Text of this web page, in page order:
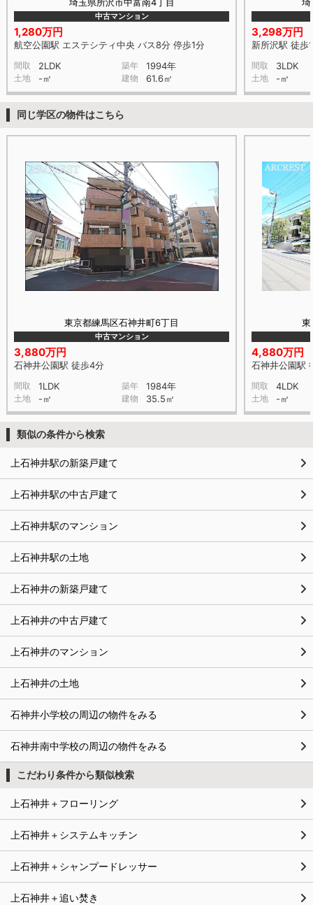
埼玉県所沢市中富南4丁目
中古マンション
1,280万円
航空公園駅 エステシティ中央 バス8分 停歩1分
間取 2LDK 築年 1994年
土地 -㎡ 建物 61.6㎡
埼
3,298万円
新所沢駅 徒歩
間取 3LDK
土地 -㎡
同じ学区の物件はこちら
東京都練馬区石神井町6丁目
中古マンション
3,880万円
石神井公園駅 徒歩4分
間取 1LDK 築年 1984年
土地 -㎡ 建物 35.5㎡
東
4,880万円
石神井公園駅
間取 4LDK
土地 -㎡
類似の条件から検索
上石神井駅の新築戸建て
上石神井駅の中古戸建て
上石神井駅のマンション
上石神井駅の土地
上石神井の新築戸建て
上石神井の中古戸建て
上石神井のマンション
上石神井の土地
石神井小学校の周辺の物件をみる
石神井南中学校の周辺の物件をみる
こだわり条件から類似検索
上石神井＋フローリング
上石神井＋システムキッチン
上石神井＋シャンプードレッサー
上石神井＋追い焚き